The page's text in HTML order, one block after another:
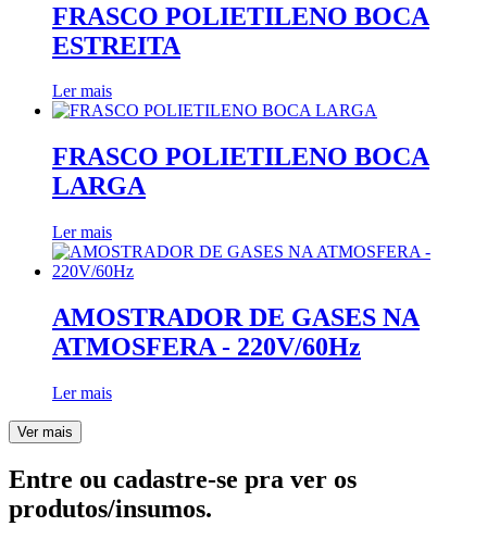
FRASCO POLIETILENO BOCA
ESTREITA
Ler mais
FRASCO POLIETILENO BOCA
LARGA
Ler mais
AMOSTRADOR DE GASES NA
ATMOSFERA - 220V/60Hz
Ler mais
Ver mais
Entre ou cadastre-se pra ver os
produtos/insumos.